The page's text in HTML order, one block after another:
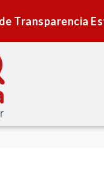
Transparencia